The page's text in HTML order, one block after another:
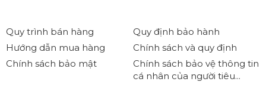
Quy trình bán hàng
Hướng dẫn mua hàng
Chính sách bảo mật
Quy định bảo hành
Chính sách và quy định
Chính sách bảo vệ thông tin
cá nhân của người tiêu...